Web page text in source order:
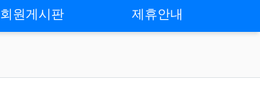
회원게시판 제휴안내